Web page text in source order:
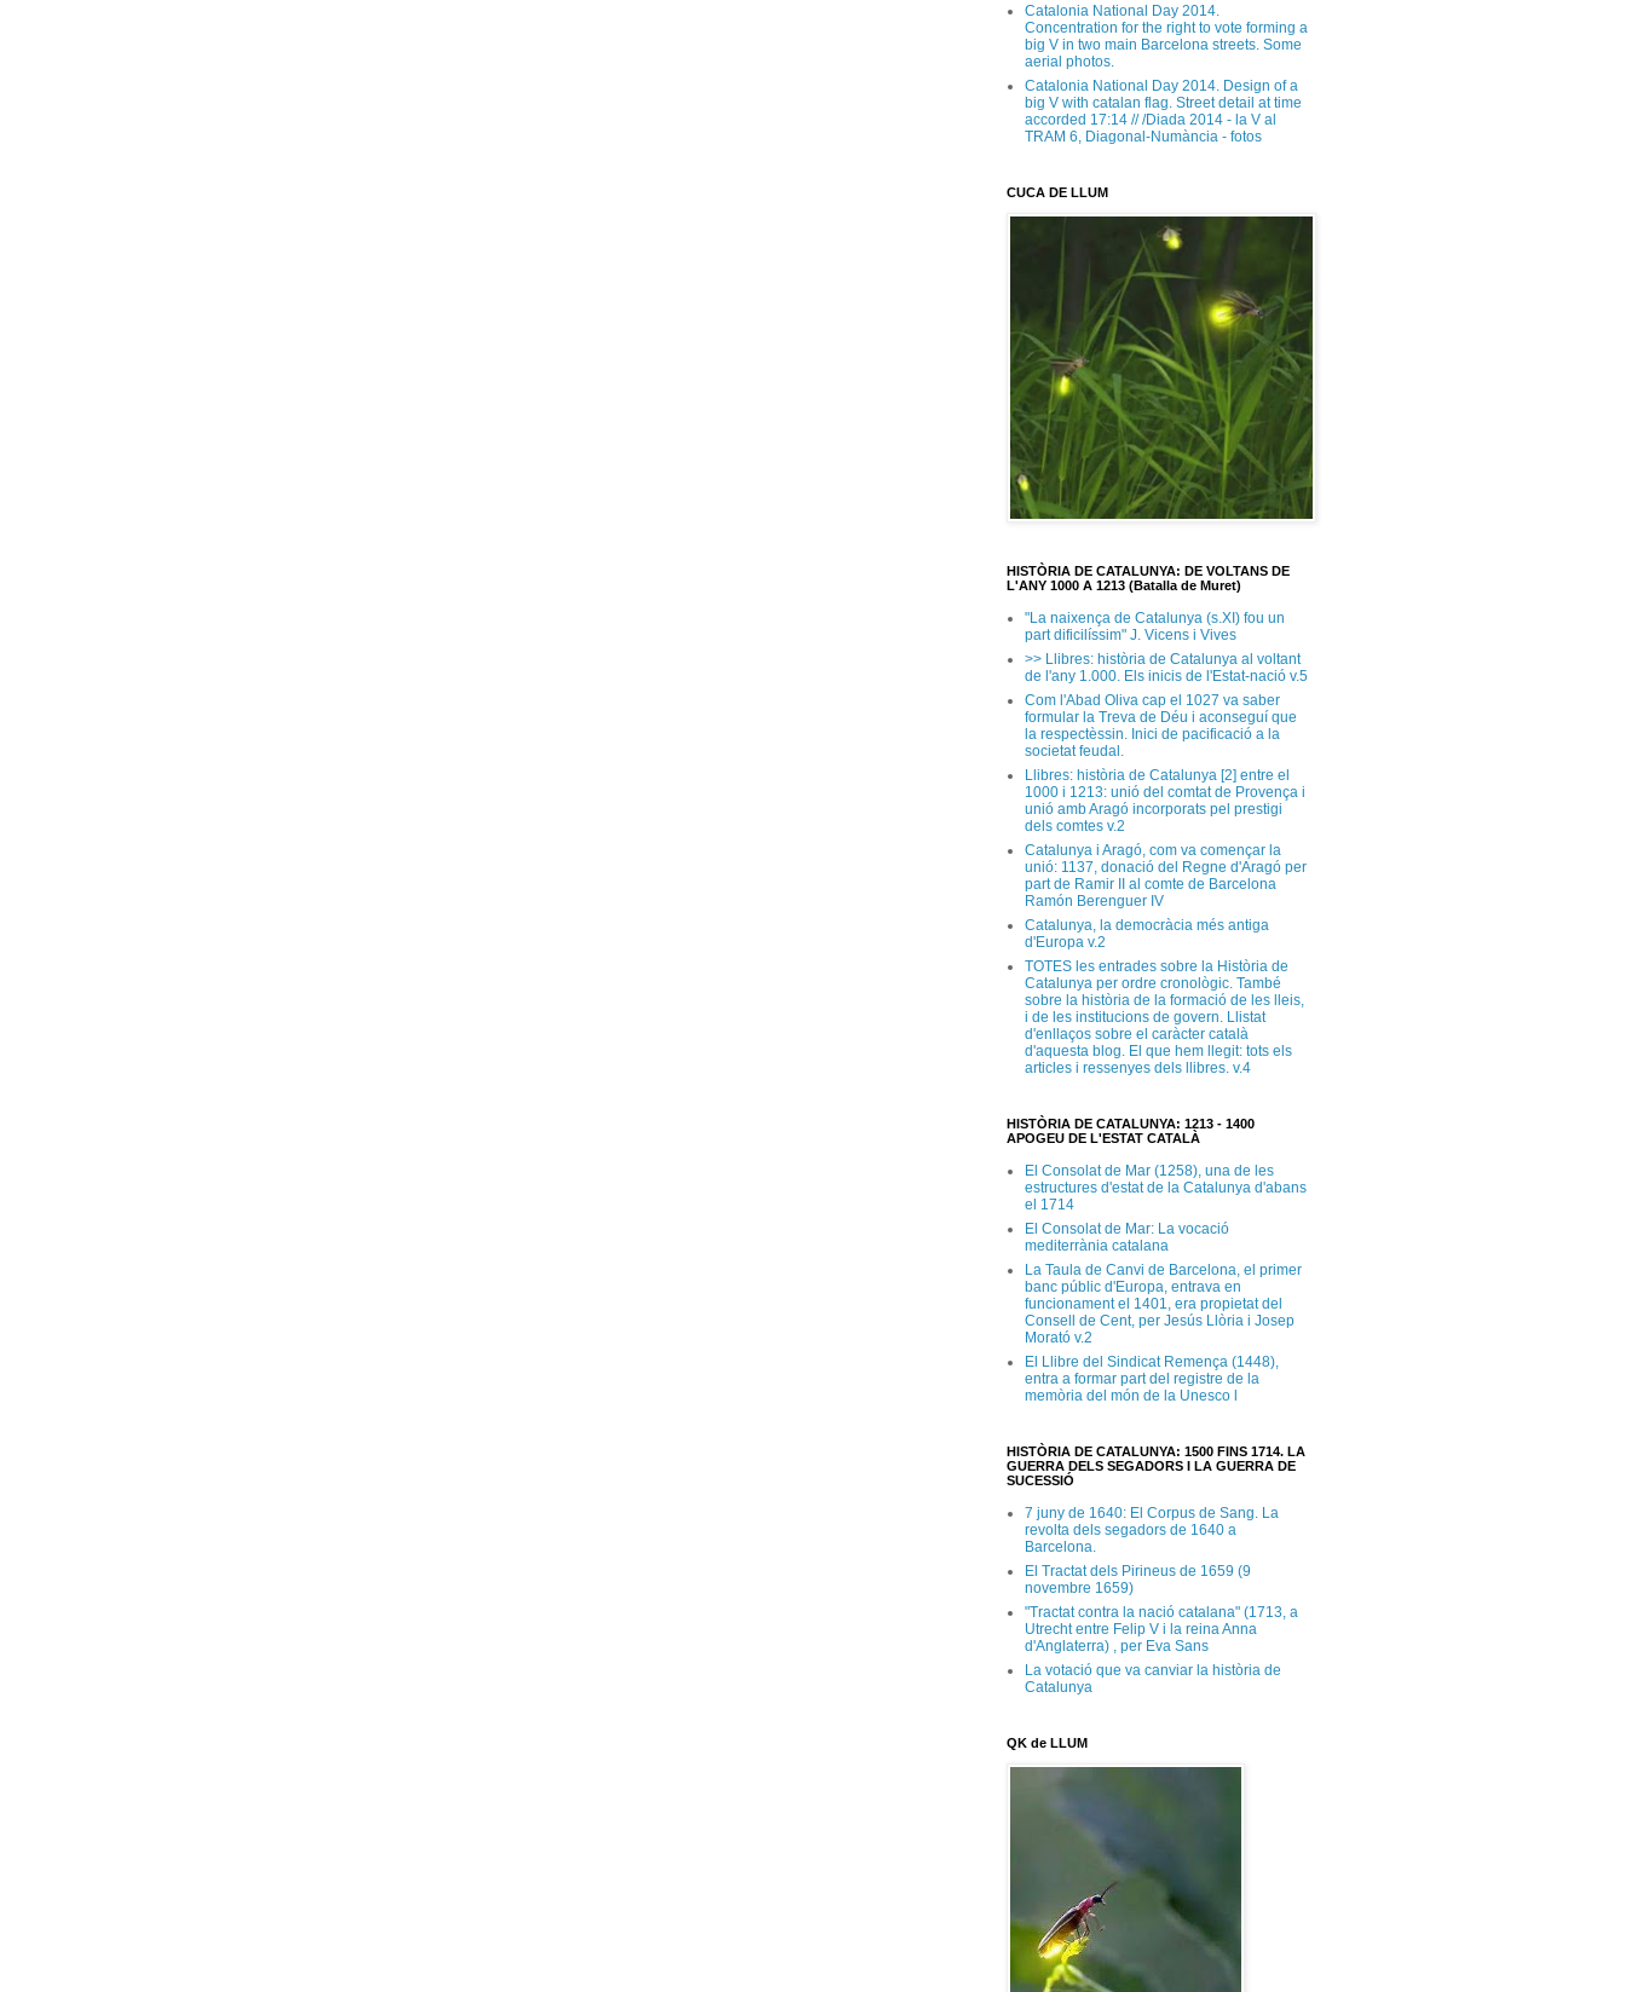
Catalonia National Day 2014.
Concentration for the right to vote forming a
big V in two main Barcelona streets. Some
aerial photos.
Catalonia National Day 2014. Design of a
big V with catalan flag. Street detail at time
accorded 17:14 // /Diada 2014 - la V al
TRAM 6, Diagonal-Numància - fotos
CUCA DE LLUM
HISTÒRIA DE CATALUNYA: DE VOLTANS DE
L'ANY 1000 A 1213 (Batalla de Muret)
"La naixença de Catalunya (s.XI) fou un
part dificilíssim" J. Vicens i Vives
>> Llibres: història de Catalunya al voltant
de l'any 1.000. Els inicis de l'Estat-nació v.5
Com l'Abad Oliva cap el 1027 va saber
formular la Treva de Déu i aconseguí que
la respectèssin. Inici de pacificació a la
societat feudal.
Llibres: història de Catalunya [2] entre el
1000 i 1213: unió del comtat de Provença i
unió amb Aragó incorporats pel prestigi
dels comtes v.2
Catalunya i Aragó, com va començar la
unió: 1137, donació del Regne d'Aragó per
part de Ramir II al comte de Barcelona
Ramón Berenguer IV
Catalunya, la democràcia més antiga
d'Europa v.2
TOTES les entrades sobre la Història de
Catalunya per ordre cronològic. També
sobre la història de la formació de les lleis,
i de les institucions de govern. Llistat
d'enllaços sobre el caràcter català
d'aquesta blog. El que hem llegit: tots els
articles i ressenyes dels llibres. v.4
HISTÒRIA DE CATALUNYA: 1213 - 1400
APOGEU DE L'ESTAT CATALÀ
El Consolat de Mar (1258), una de les
estructures d'estat de la Catalunya d'abans
el 1714
El Consolat de Mar: La vocació
mediterrània catalana
La Taula de Canvi de Barcelona, el primer
banc públic d'Europa, entrava en
funcionament el 1401, era propietat del
Consell de Cent, per Jesús Llòria i Josep
Morató v.2
El Llibre del Sindicat Remença (1448),
entra a formar part del registre de la
memòria del món de la Unesco l
HISTÒRIA DE CATALUNYA: 1500 FINS 1714. LA
GUERRA DELS SEGADORS I LA GUERRA DE
SUCESSIÓ
7 juny de 1640: El Corpus de Sang. La
revolta dels segadors de 1640 a
Barcelona.
El Tractat dels Pirineus de 1659 (9
novembre 1659)
"Tractat contra la nació catalana" (1713, a
Utrecht entre Felip V i la reina Anna
d'Anglaterra) , per Eva Sans
La votació que va canviar la història de
Catalunya
QK de LLUM